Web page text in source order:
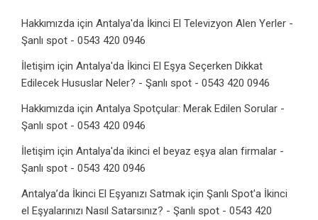
Hakkımızda için Antalya'da İkinci El Televizyon Alen Yerler -
Şanlı spot - 0543 420 0946
İletişim için Antalya'da İkinci El Eşya Seçerken Dikkat
Edilecek Hususlar Neler? - Şanlı spot - 0543 420 0946
Hakkımızda için Antalya Spotçular: Merak Edilen Sorular -
Şanlı spot - 0543 420 0946
İletişim için Antalya'da ikinci el beyaz eşya alan firmalar -
Şanlı spot - 0543 420 0946
Antalya’da İkinci El Eşyanızı Satmak için Şanlı Spot'a İkinci
el Eşyalarınızı Nasıl Satarsınız? - Şanlı spot - 0543 420